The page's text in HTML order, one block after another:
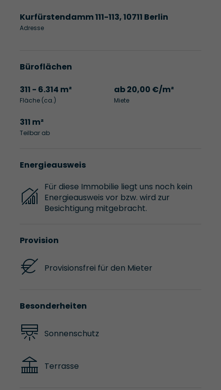
Kurfürstendamm 111-113, 10711 Berlin
Adresse
Büroflächen
311 - 6.314 m²
Fläche (ca.)
ab 20,00 €/m²
Miete
311 m²
Teilbar ab
Energieausweis
Für diese Immobilie liegt uns noch kein
Energieausweis vor bzw. wird zur
Besichtigung mitgebracht.
Provision
Provisionsfrei für den Mieter
Besonderheiten
Sonnenschutz
Terrasse